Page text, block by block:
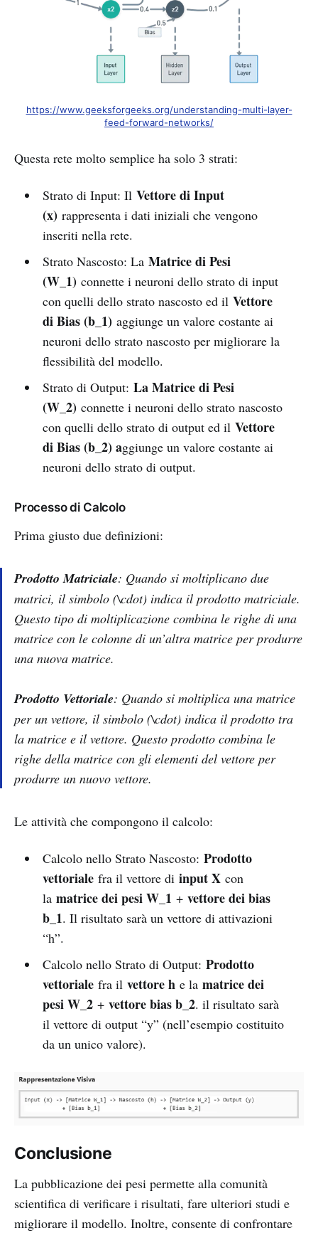
https://www.geeksforgeeks.org/understanding-multi-layer-
feed-forward-networks/
Questa rete molto semplice ha solo 3 strati:
Strato di Input: Il Vettore di Input
(x)rappresenta i dati iniziali che vengono
inseriti nella rete.
Strato Nascosto: La Matrice di Pesi
(W_1) connette i neuroni dello strato di input
con quelli dello strato nascosto ed il Vettore
di Bias (b_1)aggiunge un valore costante ai
neuroni dello strato nascosto per migliorare la
flessibilità del modello.
Strato di Output: La Matrice di Pesi
(W_2)connette i neuroni dello strato nascosto
con quelli dello strato di output ed il Vettore
di Bias (b_2) aggiunge un valore costante ai
neuroni dello strato di output.
Processo di Calcolo
Prima giusto due definizioni:
Prodotto Matriciale: Quando si moltiplicano due
matrici, il simbolo (\cdot) indica il prodotto matriciale.
Questo tipo di moltiplicazione combina le righe di una
matrice con le colonne di un’altra matrice per produrre
una nuova matrice.
Prodotto Vettoriale: Quando si moltiplica una matrice
per un vettore, il simbolo (\cdot) indica il prodotto tra
la matrice e il vettore. Questo prodotto combina le
righe della matrice con gli elementi del vettore per
produrre un nuovo vettore.
Le attività che compongono il calcolo:
Calcolo nello Strato Nascosto: Prodotto
vettorialefra il vettore di input Xcon
la matrice dei pesi W_1 + vettore dei bias
b_1. Il risultato sarà un vettore di attivazioni
“h”.
Calcolo nello Strato di Output: Prodotto
vettorialefra il vettore h e la matrice dei
pesi W_2+ vettore bias b_2. il risultato sarà
il vettore di output “y” (nell’esempio costituito
da un unico valore).
Conclusione
La pubblicazione dei pesi permette alla comunità
scientifica di verificare i risultati, fare ulteriori studi e
migliorare il modello. Inoltre, consente di confrontare